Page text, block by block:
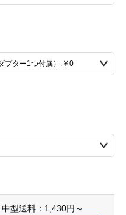
中型送料：1,430円～